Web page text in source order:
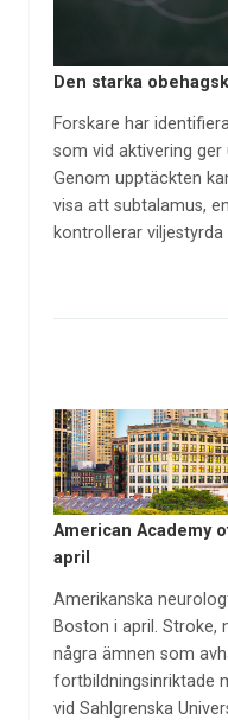
Den starka
Forskare har
som vid aktivering ger
Genom upptäckten
visa att subtalamus,
kontrollerar
American Academy
april
Amerikanska
Boston i april. Stroke,
några ämnen som
fortbildningsinriktade
vid Sahlgrenska